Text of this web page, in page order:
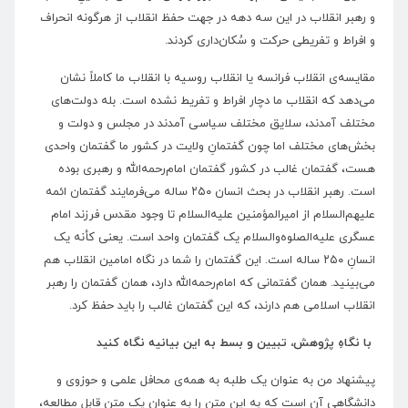
و رهبر انقلاب در این سه دهه در جهت حفظ انقلاب از هرگونه انحراف
و افراط و تفریطی حرکت و سُکان‌داری کردند.
مقایسه‌ی انقلاب فرانسه یا انقلاب روسیه با انقلاب ما کاملاً نشان
می‌دهد که انقلاب ما دچار افراط و تفریط نشده است. بله دولت‌های
مختلف آمدند، سلایق مختلف سیاسی آمدند در مجلس و دولت و
بخش‌های مختلف اما چون گفتمانِ ولایت در کشور ما گفتمان واحدی
هست، گفتمان غالب در کشور گفتمان امام‌رحمه‌الله و رهبری بوده
است. رهبر انقلاب در بحث انسان ۲۵۰ ساله می‌فرمایند گفتمان ائمه
علیهم‌السلام از امیرالمؤمنین علیه‌السلام تا وجود مقدس فرزند امام
عسگری علیه‌الصلوه‌والسلام یک گفتمان واحد است. یعنی کأنه یک
انسانِ ۲۵۰ ساله است. این گفتمان را شما در نگاه امامین انقلاب هم
می‌بینید. همان گفتمانی که امام‌رحمه‌الله دارد، همان گفتمان را رهبر
انقلاب اسلامی هم دارند، که این گفتمان غالب را باید حفظ کرد.
با نگاهِ پژوهش، تبیین و بسط به این بیانیه نگاه کنید
پیشنهاد من به عنوان یک طلبه به همه‌ی محافل علمی و حوزوی و
دانشگاهی آن است که به این متن را به عنوان یک متن قابل مطالعه،